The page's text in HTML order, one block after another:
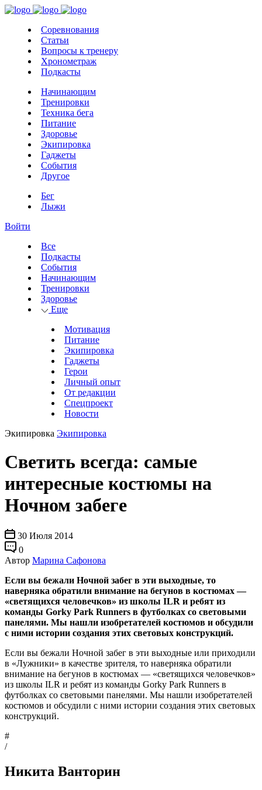
Соревнования
Статьи
Вопросы к тренеру
Хронометраж
Подкасты
Начинающим
Тренировки
Техника бега
Питание
Здоровье
Экипировка
Гаджеты
События
Другое
Бег
Лыжи
Войти
Все
Подкасты
События
Начинающим
Тренировки
Здоровье
Еще
Мотивация
Питание
Экипировка
Гаджеты
Герои
Личный опыт
От редакции
Спецпроект
Новости
Экипировка Экипировка
Светить всегда: самые
интересные костюмы на
Ночном забеге
30 Июля 2014
0
Автор Марина Сафонова
Если вы бежали Ночной забег в эти выходные, то
наверняка обратили внимание на бегунов в костюмах —
«светящихся человечков» из школы ILR и ребят из
команды Gorky Park Runners в футболках со световыми
панелями. Мы нашли изобретателей костюмов и обсудили
с ними истории создания этих световых конструкций.
Если вы бежали Ночной забег в эти выходные или приходили
в «Лужники» в качестве зрителя, то наверняка обратили
внимание на бегунов в костюмах — «светящихся человечков»
из школы ILR и ребят из команды Gorky Park Runners в
футболках со световыми панелями. Мы нашли изобретателей
костюмов и обсудили с ними истории создания этих световых
конструкций.
#
/
Никита Ванторин